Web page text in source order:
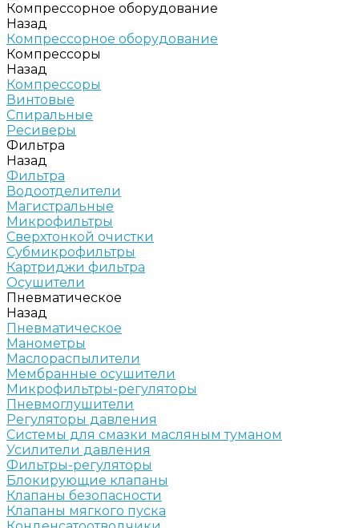
Компрессорное оборудование
Назад
Компрессорное оборудование
Компрессоры
Назад
Компрессоры
Винтовые
Спиральные
Ресиверы
Фильтра
Назад
Фильтра
Водоотделители
Магистральные
Микрофильтры
Сверхтонкой очистки
Субмикрофильтры
Картриджи фильтра
Осушители
Пневматическое
Назад
Пневматическое
Манометры
Маслораспылители
Мембранные осушители
Микрофильтры-регуляторы
Пневмоглушители
Регуляторы давления
Системы для смазки масляным туманом
Усилители давления
Фильтры-регуляторы
Блокирующие клапаны
Клапаны безопасности
Клапаны мягкого пуска